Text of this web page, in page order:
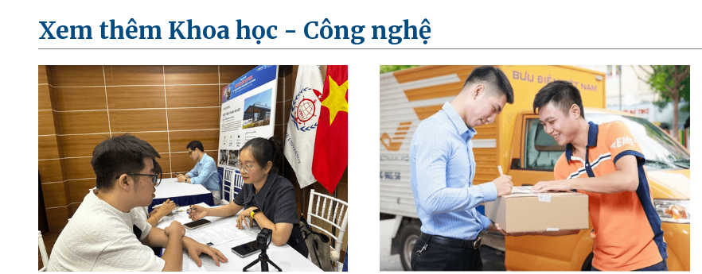
Xem thêm Khoa học - Công nghệ